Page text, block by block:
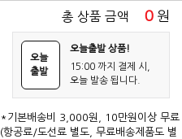
총 상품 금액 0 원
오늘
출발
오늘출발 상품!
15:00 까지 결제 시,
오늘 발송 됩니다.
*기본배송비 3,000원, 10만원이상 무료
(항공료/도선료 별도, 무료배송제품도 별